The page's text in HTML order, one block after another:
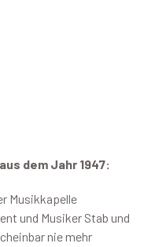
dem Jahr 1947:
Musikkapelle
und Musiker Stab und
nie mehr